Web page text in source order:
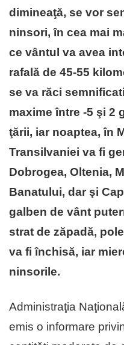
dimineaţă, se vor
ninsori, în cea mai
ce vântul va avea
rafală de 45-55
se va răci
maxime între -5 şi 2
ţării, iar noaptea, în
Transilvaniei va fi
Dobrogea, Oltenia,
Banatului, dar şi
galben de vânt
strat de zăpadă,
va fi închisă, iar
ninsorile.
Administraţia
emis o informare